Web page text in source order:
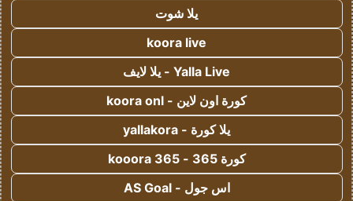
يلا شوت
koora live
Yalla Live - يلا لايف
كورة اون لاين - koora onl
يلا كورة - yallakora
كورة 365 - kooora 365
اس جول - AS Goal